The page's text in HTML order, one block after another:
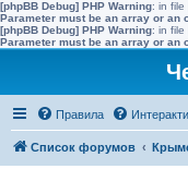
[phpBB Debug] PHP Warning: in file
Parameter must be an array or an
[phpBB Debug] PHP Warning: in file
Parameter must be an array or an
Правила
Список форумов